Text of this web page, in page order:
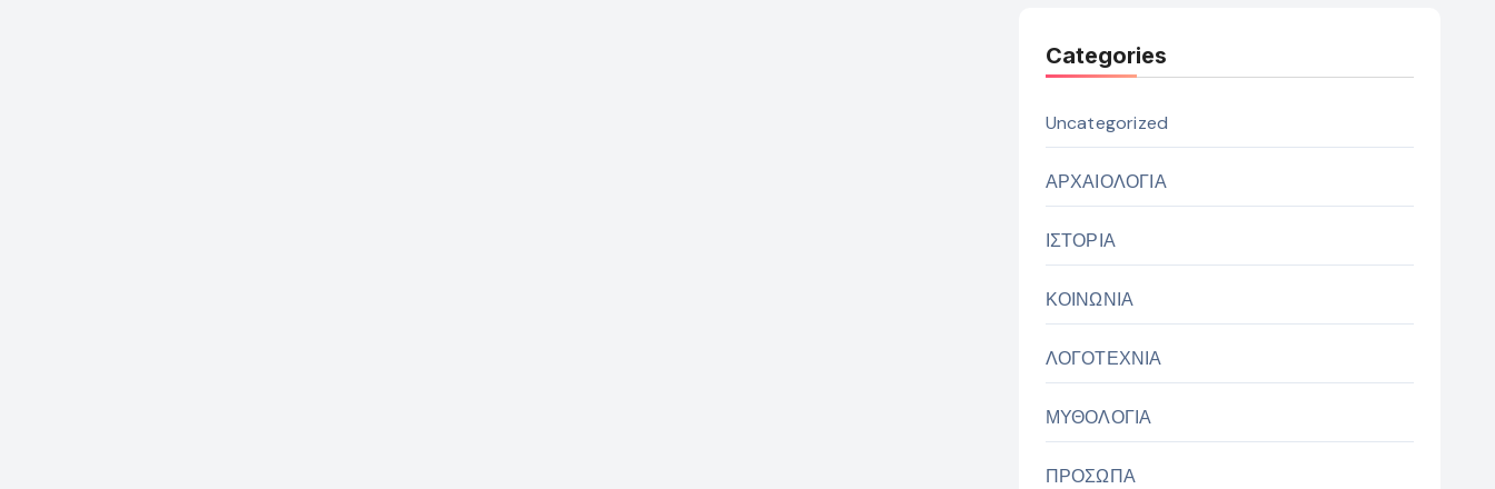
Categories
Uncategorized
ΑΡΧΑΙΟΛΟΓΙΑ
ΙΣΤΟΡΙΑ
ΚΟΙΝΩΝΙΑ
ΛΟΓΟΤΕΧΝΙΑ
ΜΥΘΟΛΟΓΙΑ
ΠΡΟΣΩΠΑ